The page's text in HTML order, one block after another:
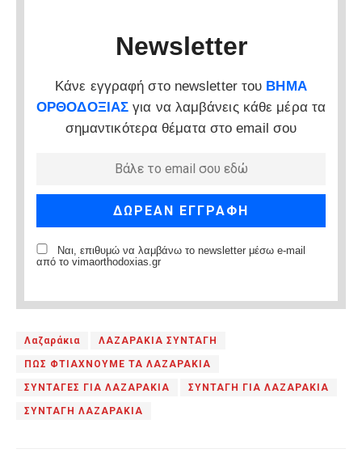
Newsletter
Κάνε εγγραφή στο newsletter του ΒΗΜΑ
ΟΡΘΟΔΟΞΙΑΣ για να λαμβάνεις κάθε μέρα τα
σημαντικότερα θέματα στο email σου
Ναι, επιθυμώ να λαμβάνω το newsletter μέσω e-mail
από το vimaorthodoxias.gr
Λαζαράκια ΛΑΖΑΡΑΚΙΑ ΣΥΝΤΑΓΗ
ΠΩΣ ΦΤΙΑΧΝΟΥΜΕ ΤΑ ΛΑΖΑΡΑΚΙΑ
ΣΥΝΤΑΓΕΣ ΓΙΑ ΛΑΖΑΡΑΚΙΑ ΣΥΝΤΑΓΗ ΓΙΑ ΛΑΖΑΡΑΚΙΑ
ΣΥΝΤΑΓΗ ΛΑΖΑΡΑΚΙΑ